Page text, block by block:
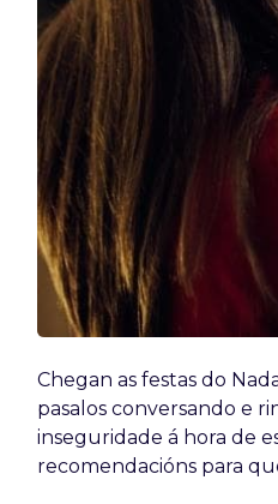
Chegan as festas do
pasalos conversando e
inseguridade á hora de
recomendacións para